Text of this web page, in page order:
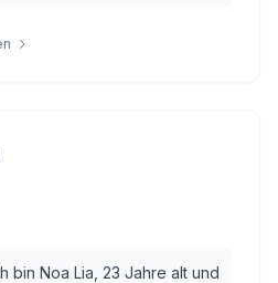
bin Noa Lia, 23 Jahre alt und